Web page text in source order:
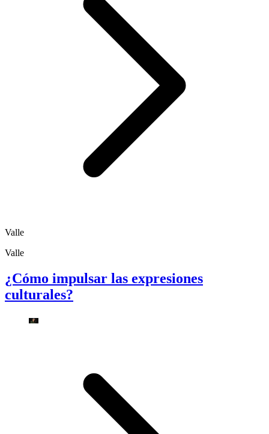
Valle
Valle
¿Cómo impulsar las expresiones
culturales?